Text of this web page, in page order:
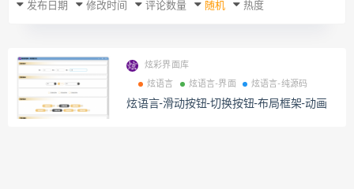
发布日期 修改时间 评论数量 随机 热度
炫彩界面库
炫语言 炫语言-界面 炫语言-纯源码
炫语言-滑动按钮-切换按钮-布局框架-动画